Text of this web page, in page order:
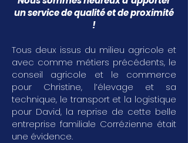
un service de qualité et de proximité
!
Tous deux issus du milieu agricole et
avec comme métiers précédents, le
conseil agricole et le commerce
pour Christine, l’élevage et sa
technique, le transport et la logistique
pour David, la reprise de cette belle
entreprise familiale Corrézienne était
une évidence.